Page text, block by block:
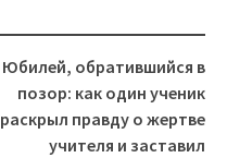
Юбилей, обратившийся в
позор: как один ученик
раскрыл правду о жертве
учителя и заставил